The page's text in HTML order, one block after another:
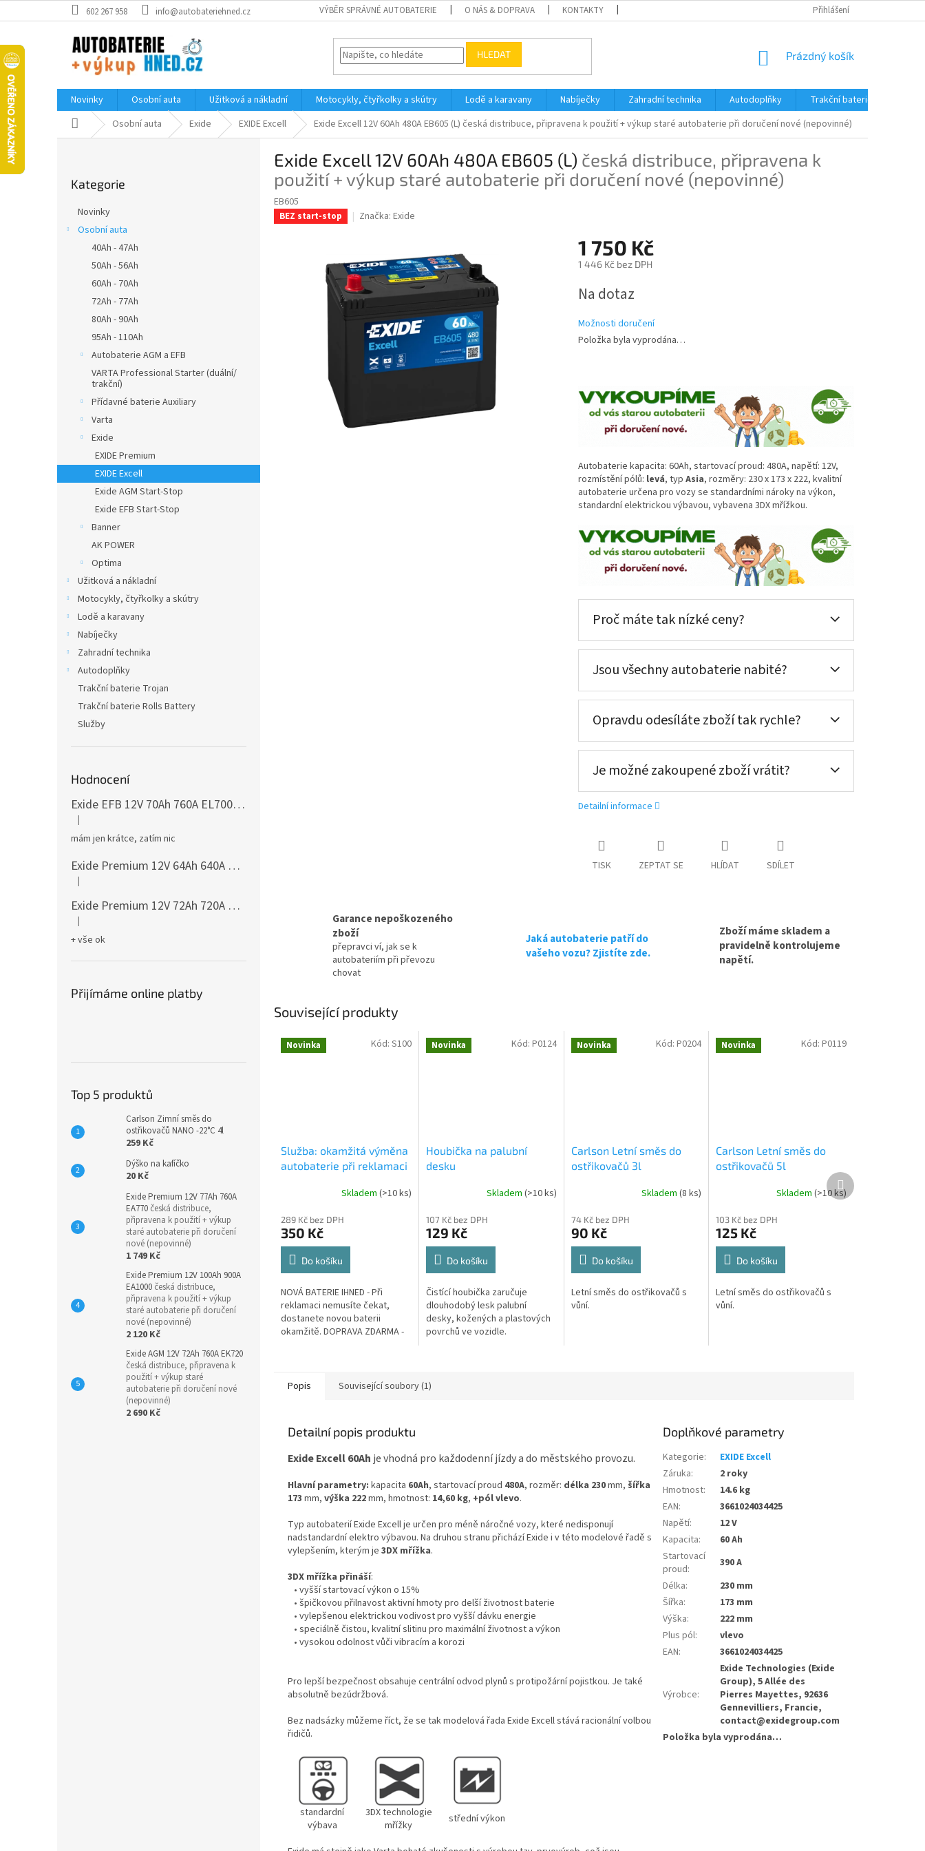
na
602 267 958 info@autobateriehned.cz VÝBĚR SPRÁVNÉ AUTOBATERIE O NÁS & DOPRAVA KONTAKTY REKLAMACE A VRÁCENÍ ZBOŽÍ
Přihlášení
HLEDAT
NÁKUPNÍ
Prázdný košík
Novinky Osobní auta Užitková a nákladní Motocykly, čtyřkolky a skútry Lodě a karavany Nabíječky Zahradní technika Autodoplňky
Trakční baterie Trojan
Domů Osobní auta Exide EXIDE Excell Exide Excell 12V 60Ah 480A EB605 (L) česká distribuce, připravena k použití + výkup staré autobaterie při doručení nové (nepovinné)
kategorie
Kategorie
Novinky
Osobní auta
40Ah - 47Ah
50Ah - 56Ah
60Ah - 70Ah
72Ah - 77Ah
80Ah - 90Ah
95Ah - 110Ah
Autobaterie AGM a EFB
VARTA Professional Starter (duální/
trakční)
Přídavné baterie Auxiliary
Varta
Exide
EXIDE Premium
EXIDE Excell
Exide AGM Start-Stop
Exide EFB Start-Stop
Banner
AK POWER
Optima
Užitková a nákladní
Motocykly, čtyřkolky a skútry
Lodě a karavany
Nabíječky
Zahradní technika
Autodoplňky
Trakční baterie Trojan
Trakční baterie Rolls Battery
Služby
Hodnocení
Exide EFB 12V 70Ah 760A EL700česká distribuce, připravena k použití + výkup staré autobaterie při doručení nové (nepovinné)
Hodnocení produktu je 5 z 5 hvězdiček.
|
mám jen krátce, zatím nic
Exide Premium 12V 64Ah 640A EA640 česká distribuce, připravena k použití + výkup staré autobaterie při doručení nové (nepovinné)
Hodnocení produktu je 5 z 5 hvězdiček.
|
Exide Premium 12V 72Ah 720A EA722
Hodnocení produktu je 5 z 5 hvězdiček.
|
+ vše ok
Přijímáme online platby
Top 5 produktů
Carlson Zimní směs do
ostřikovačů NANO -22°C 4l
259 Kč
Dýško na kafíčko
20 Kč
Exide Premium 12V 77Ah 760A
EA770 česká distribuce,
připravena k použití + výkup
staré autobaterie při doručení
nové (nepovinné)
1 749 Kč
Exide Premium 12V 100Ah 900A
EA1000 česká distribuce,
připravena k použití + výkup
staré autobaterie při doručení
nové (nepovinné)
2 120 Kč
Exide AGM 12V 72Ah 760A EK720
česká distribuce, připravena k
použití + výkup staré
autobaterie při doručení nové
(nepovinné)
2 690 Kč
Exide Excell 12V 60Ah 480A EB605 (L) česká distribuce, připravena k
použití + výkup staré autobaterie při doručení nové (nepovinné)
EB605
BEZ start-stop Značka: Exide
1 750 Kč
1 446 Kč bez DPH
cena:
Na dotaz
Možnosti doručení
Položka byla vyprodána…
Autobaterie kapacita: 60Ah, startovací proud: 480A, napětí: 12V,
rozmístění pólů: levá, typ Asia, rozměry: 230 x 173 x 222, kvalitní
autobaterie určena pro vozy se standardními nároky na výkon,
standardní elektrickou výbavou, vybavena 3DX mřížkou.
Proč máte tak nízké ceny?
Jsou všechny autobaterie nabité?
Opravdu odesíláte zboží tak rychle?
Je možné zakoupené zboží vrátit?
Detailní informace
TISK ZEPTAT SE HLÍDAT SDÍLET
Garance nepoškozeného
zboží
přepravci ví, jak se k
autobateriím při převozu
chovat
Jaká autobaterie patří do
vašeho vozu? Zjistíte zde.
Zboží máme skladem a
pravidelně kontrolujeme
napětí.
Související produkty
Novinka
Služba: okamžitá výměna
autobaterie při reklamaci
Skladem (>10 ks)
289 Kč bez DPH
350 Kč
Do košíku
NOVÁ BATERIE IHNED - Při
reklamaci nemusíte čekat,
dostanete novou baterii
okamžitě. DOPRAVA ZDARMA -
Kód: S100 Novinka
Houbička na palubní
desku
Skladem (>10 ks)
107 Kč bez DPH
129 Kč
Do košíku
Čistící houbička zaručuje
dlouhodobý lesk palubní
desky, kožených a plastových
povrchů ve vozidle.
Kód: P0124 Novinka
Carlson Letní směs do
ostřikovačů 3l
Skladem(8 ks)
74 Kč bez DPH
90 Kč
Do košíku
Letní směs do ostřikovačů s
vůní.
Kód:P0204 Novinka
Carlson Letní směs do
ostřikovačů 5l
Skladem (>10 ks)
103 Kč bez DPH
125 Kč
Do košíku
Letní směs do ostřikovačů s
vůní.
Kód: P0119
Další
produkt
Popis Související soubory (1)
Detailní popis produktu
Exide Excell 60Ah je vhodná pro každodenní jízdy a do městského provozu.
Hlavní parametry: kapacita 60Ah, startovací proud 480A, rozměr: délka 230mm, šířka
173 mm, výška 222mm, hmotnost: 14,60 kg, +pól vlevo.
Typ autobaterií Exide Excell je určen pro méně náročné vozy, které nedisponují
nadstandardní elektro výbavou. Na druhou stranu přichází Exide i v této modelové řadě s
vylepšením, kterým je 3DX mřížka.
3DX mřížka přináší:
• vyšší startovací výkon o 15%
• špičkovou přilnavost aktivní hmoty pro delší životnost baterie
• vylepšenou elektrickou vodivost pro vyšší dávku energie
• speciálně čistou, kvalitní slitinu pro maximální životnost a výkon
• vysokou odolnost vůči vibracím a korozi
Pro lepší bezpečnost obsahuje centrální odvod plynů s protipožární pojistkou. Je také
absolutně bezúdržbová.
Bez nadsázky můžeme říct, že se tak modelová řada Exide Excell stává racionální volbou
řidičů.
standardní
výbava
3DX technologie
mřížky
střední výkon
Doplňkové parametry
Kategorie:
EXIDE Excell
Záruka:
2 roky
Hmotnost:
14.6 kg
EAN:
3661024034425
Napětí:
12 V
Kapacita:
60 Ah
Startovací
proud:
390 A
Délka:
230 mm
Šířka:
173 mm
Výška:
222 mm
Plus pól:
vlevo
EAN: 3661024034425
Výrobce:
Exide Technologies (Exide
Group), 5 Allée des
Pierres Mayettes, 92636
Gennevilliers, Francie,
contact@exidegroup.com
Položka byla vyprodána…